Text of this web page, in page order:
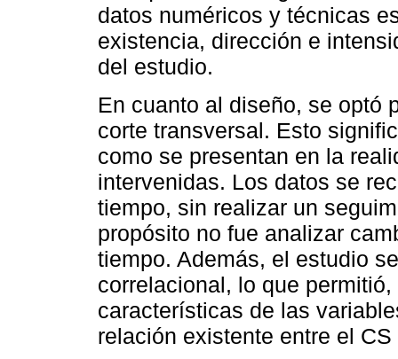
datos numéricos y técnicas
existencia, dirección e
del estudio.
En cuanto al diseño, se optó
corte transversal. Esto
como se presentan en la
intervenidas. Los datos se
tiempo, sin realizar un
propósito no fue analizar
tiempo. Además, el estudio
correlacional, lo que
características de las
relación existente entre el